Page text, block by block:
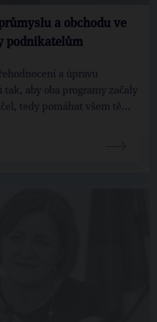
a obchodu ve
podnikatelům
a úpravu
aby oba programy začaly
tedy pomáhat všem tě...